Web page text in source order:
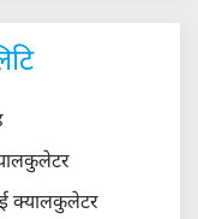
क्यालकुलेटर